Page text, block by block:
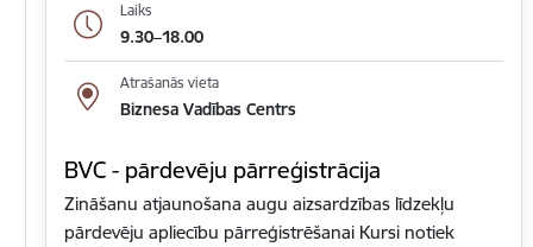
Laiks
9.30–18.00
Atrašanās vieta
Biznesa Vadības Centrs
BVC - pārdevēju pārreģistrācija
Zināšanu atjaunošana augu aizsardzības līdzekļu
pārdevēju apliecību pārreģistrēšanai Kursi notiek